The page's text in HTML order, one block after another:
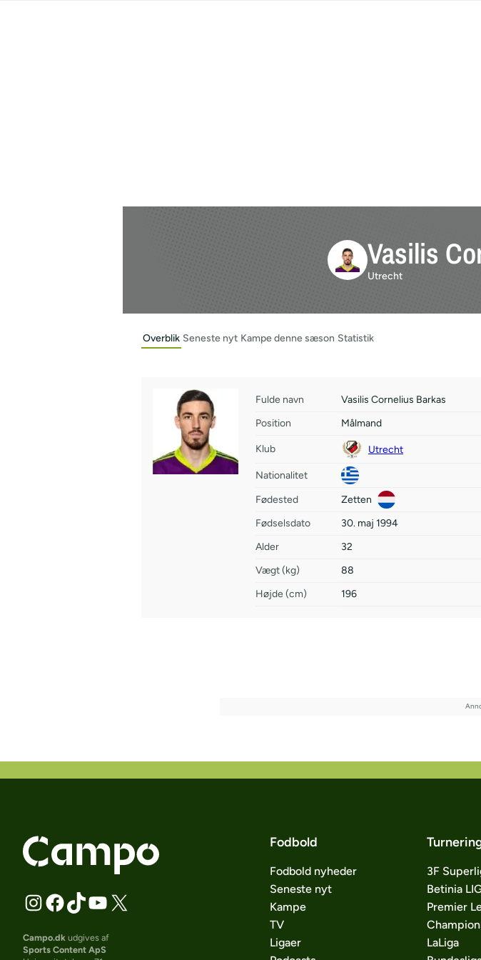
Vasilis
Utrecht
Overblik Seneste nyt Kampe denne sæson Statistik
Fulde navn
Vasilis Cornelius Barkas
Position
Målmand
Klub Utrecht
Nationalitet
Fødested
Zetten
Fødselsdato
30. maj 1994
Alder
32
Vægt (kg)
88
Højde (cm)
196
Campo.dk udgives af
Sports Content ApS
Fodbold
Fodbold nyheder
Seneste nyt
Kampe
TV
Ligaer
3F
Betinia
Premier
LaLiga